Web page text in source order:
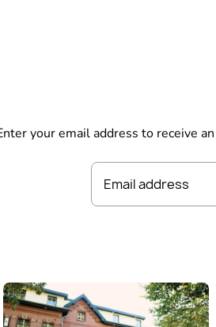
your email address to receive
Email address